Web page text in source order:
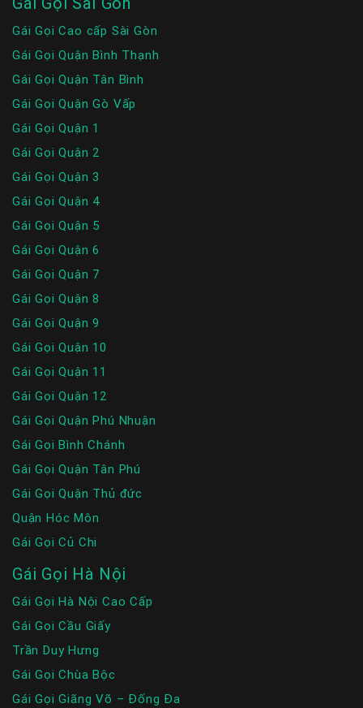
Gái Gọi Cao cấp Sài Gòn
Gái Gọi Quận Bình Thạnh
Gái Gọi Quận Tân Bình
Gái Gọi Quận Gò Vấp
Gái Gọi Quận 1
Gái Gọi Quận 2
Gái Gọi Quận 3
Gái Gọi Quận 4
Gái Gọi Quận 5
Gái Gọi Quận 6
Gái Gọi Quận 7
Gái Gọi Quận 8
Gái Gọi Quận 9
Gái Gọi Quận 10
Gái Gọi Quận 11
Gái Gọi Quận 12
Gái Gọi Quận Phú Nhuận
Gái Gọi Bình Chánh
Gái Gọi Quận Tân Phú
Gái Gọi Quận Thủ đức
Quận Hóc Môn
Gái Gọi Củ Chi
Gái Gọi Hà Nội
Gái Gọi Hà Nội Cao Cấp
Gái Gọi Cầu Giấy
Trần Duy Hưng
Gái Gọi Chùa Bộc
Gái Gọi Giãng Võ – Đống Đa